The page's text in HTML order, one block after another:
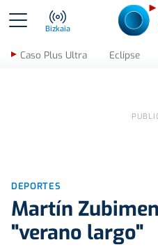
Bizkaia
Caso Plus Ultra Eclipse
DEPORTES
Martín
"verano largo"